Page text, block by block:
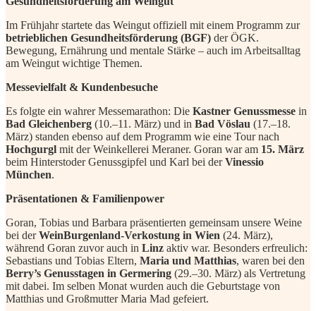
Im Frühjahr startete das Weingut offiziell mit einem Programm zur
betrieblichen Gesundheitsförderung (BGF) der ÖGK.
Bewegung, Ernährung und mentale Stärke – auch im Arbeitsalltag
am Weingut wichtige Themen.
Messevielfalt & Kundenbesuche
Es folgte ein wahrer Messemarathon: Die Kastner Genussmesse in
Bad Gleichenberg (10.–11. März) und in Bad Vöslau (17.–18.
März) standen ebenso auf dem Programm wie eine Tour nach
Hochgurgl mit der Weinkellerei Meraner. Goran war am 15. März
beim Hinterstoder Genussgipfel und Karl bei derVinessio
München.
Präsentationen & Familienpower
Goran, Tobias und Barbara präsentierten gemeinsam unsere Weine
bei derWeinBurgenland-Verkostung in Wien (24. März),
während Goran zuvor auch in Linz aktiv war. Besonders erfreulich:
Sebastians und Tobias Eltern, Maria und Matthias, waren bei den
Berry’s Genusstagen in Germering (29.–30. März) als Vertretung
mit dabei. Im selben Monat wurden auch die Geburtstage von
Matthias und Großmutter Maria Mad gefeiert.